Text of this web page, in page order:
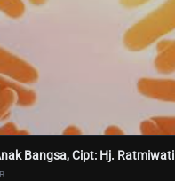
Bangsa, Cipt: Hj. Ratmiwati